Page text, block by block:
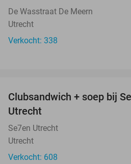
De Wasstraat De Meern
Utrecht
Verkocht: 338
Clubsandwich + soep bij
Utrecht
Se7en Utrecht
Utrecht
Verkocht: 608